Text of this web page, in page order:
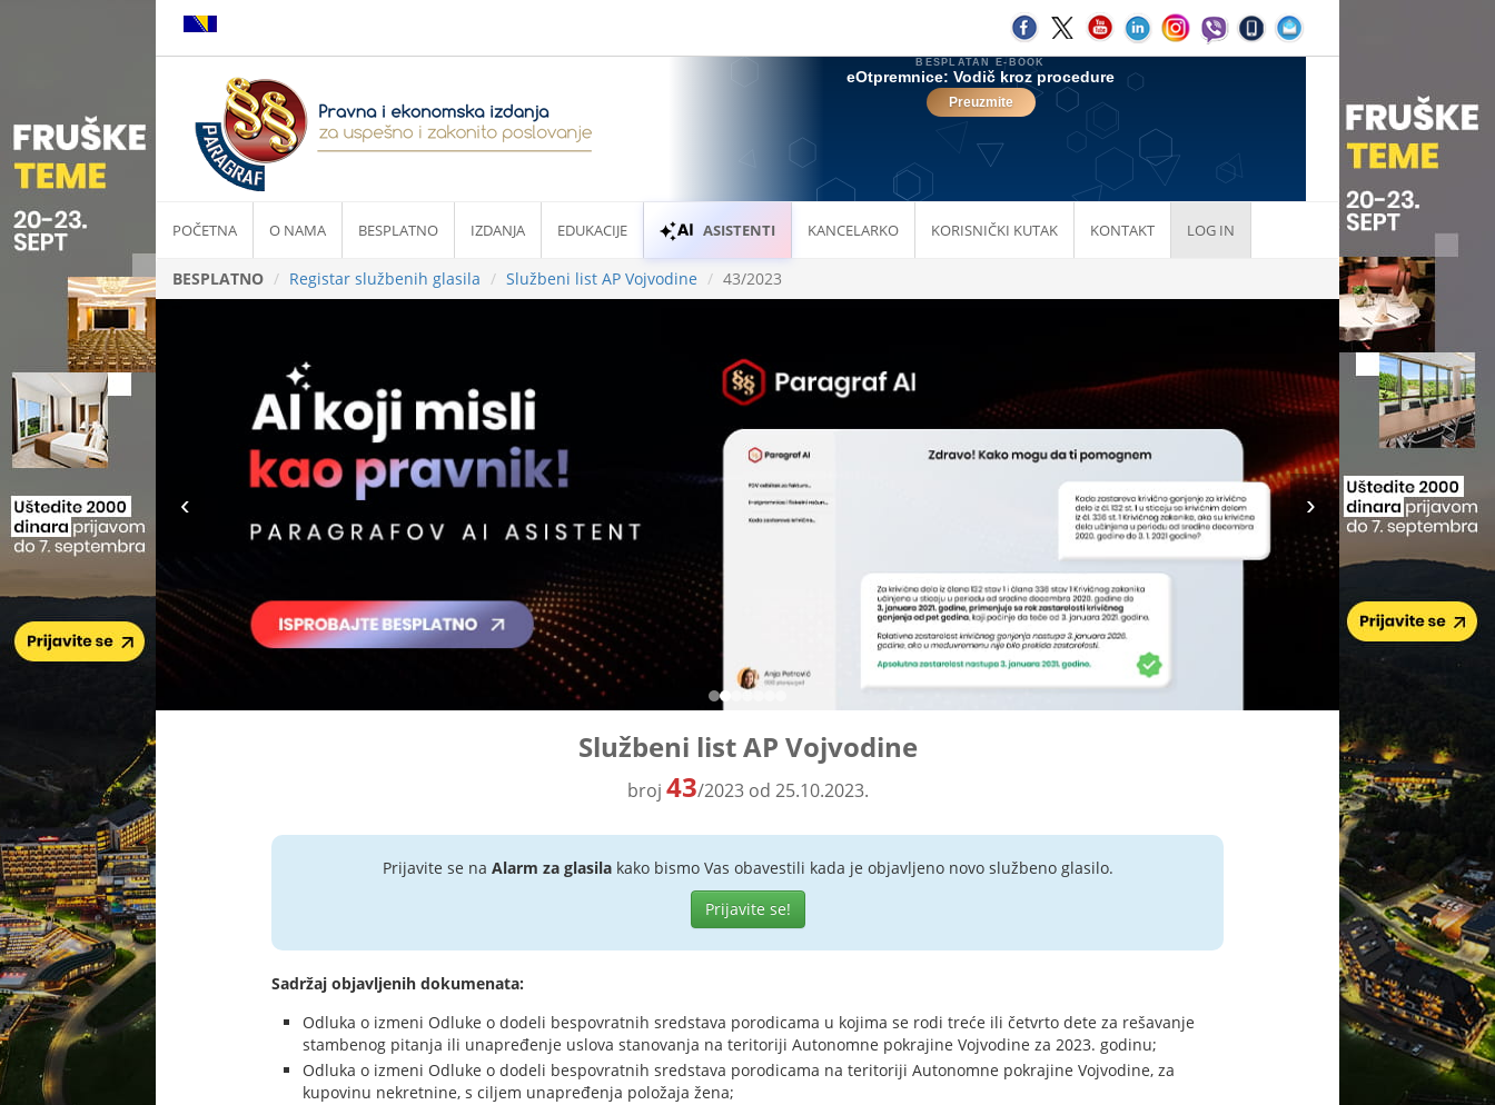
POČETNA O NAMA BESPLATNO IZDANJA EDUKACIJE ASISTENTI KANCELARKO KORISNIČKI KUTAK KONTAKT LOG IN
BESPLATNO Registar službenih glasila Službeni list AP Vojvodine 43/2023
Službeni list AP Vojvodine
broj 43/2023 od 25.10.2023.
Prijavite se na Alarm za glasilakako bismo Vas obavestili kada je objavljeno novo službeno glasilo.
Prijavite se!
Sadržaj objavljenih dokumenata:
Odluka o izmeni Odluke o dodeli bespovratnih sredstava porodicama u kojima se rodi treće ili četvrto dete za rešavanje
stambenog pitanja ili unapređenje uslova stanovanja na teritoriji Autonomne pokrajine Vojvodine za 2023. godinu;
Odluka o izmeni Odluke o dodeli bespovratnih sredstava porodicama na teritoriji Autonomne pokrajine Vojvodine, za
kupovinu nekretnine, s ciljem unapređenja položaja žena;